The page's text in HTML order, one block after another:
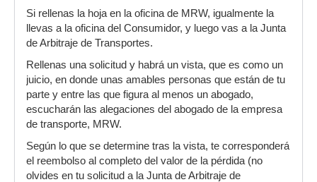
Si rellenas la hoja en la oficina de MRW, igualmente la
llevas a la oficina del Consumidor, y luego vas a la Junta
de Arbitraje de Transportes.
Rellenas una solicitud y habrá un vista, que es como un
juicio, en donde unas amables personas que están de tu
parte y entre las que figura al menos un abogado,
escucharán las alegaciones del abogado de la empresa
de transporte, MRW.
Según lo que se determine tras la vista, te corresponderá
el reembolso al completo del valor de la pérdida (no
olvides en tu solicitud a la Junta de Arbitraje de